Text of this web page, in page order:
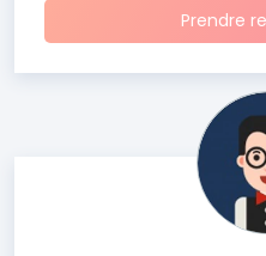
Prendre